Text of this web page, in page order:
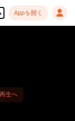
Appを開く